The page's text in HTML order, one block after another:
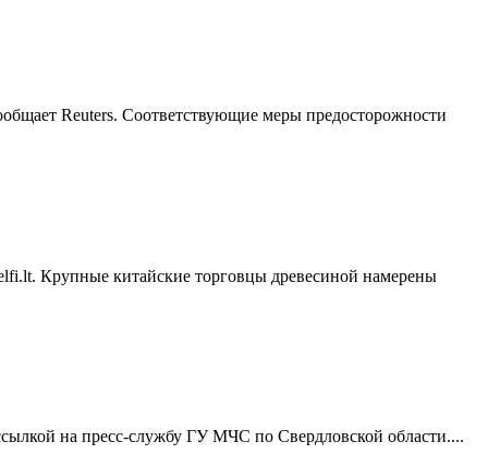
Reuters. Соответствующие меры предосторожности
Крупные китайские торговцы древесиной намерены
на пресс-службу ГУ МЧС по Свердловской области....